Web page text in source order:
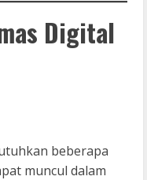
Digital
beberapa
muncul dalam